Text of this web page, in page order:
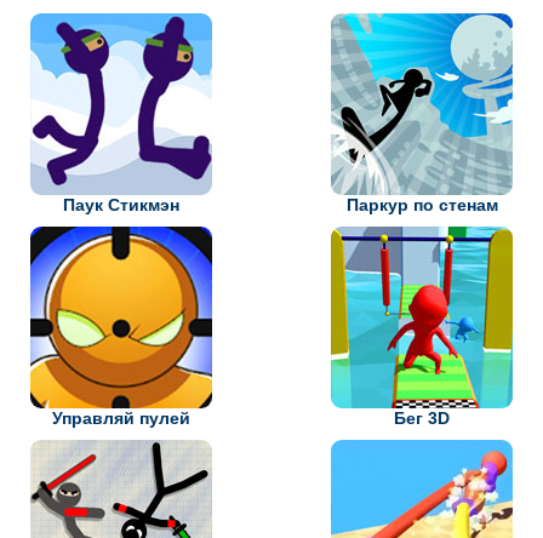
Паук Стикмэн Паркур по стенам
Управляй пулей Бег 3D